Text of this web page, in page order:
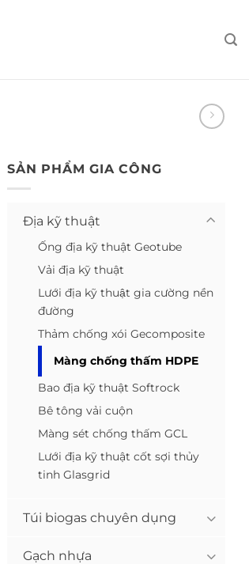
SẢN PHẨM GIA CÔNG
Địa kỹ thuật
Ống địa kỹ thuật Geotube
Vải địa kỹ thuật
Lưới địa kỹ thuật gia cường nền
đường
Thảm chống xói Gecomposite
Màng chống thấm HDPE
Bao địa kỹ thuật Softrock
Bê tông vải cuộn
Màng sét chống thấm GCL
Lưới địa kỹ thuật cốt sợi thủy
tinh Glasgrid
Túi biogas chuyên dụng
Gạch nhựa